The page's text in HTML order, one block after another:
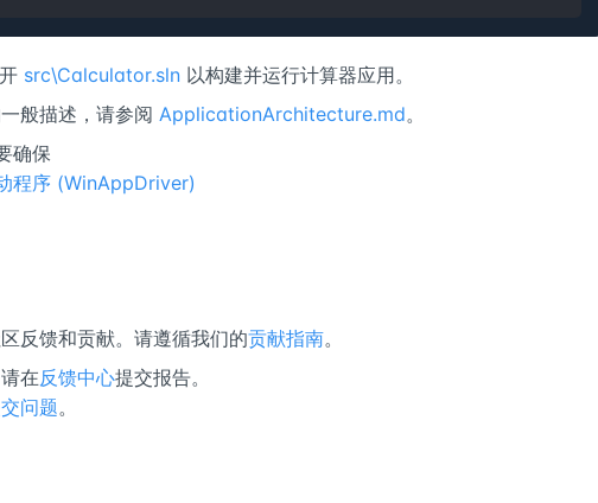
src\Calculator.sln 以构建并运行计算器应用。
般描述，请参阅 ApplicationArchitecture.md。
确保
程序 (WinAppDriver)
反馈和贡献。请遵循我们的贡献指南。
在反馈中心提交报告。
问题。